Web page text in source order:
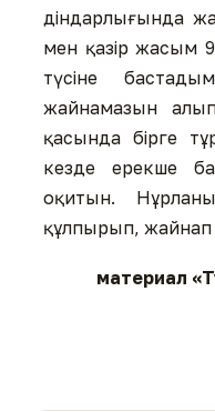
діндарлығында
мен қазір жасым
түсіне
жайнамазын
қасында бірге
кезде ерекше
оқитын.
құлпырып, жайнап
материал